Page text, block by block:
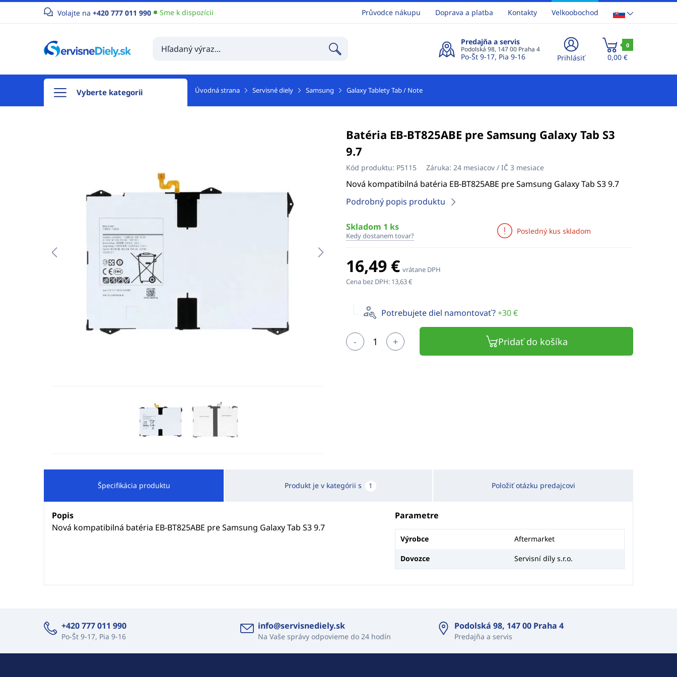
Volajte na +420 777 011 990 Sme k dispozícii Průvodce nákupu Doprava a platba Kontakty Velkoobochod
Predajňa a servis
Podolská 98, 147 00 Praha 4
Po-Št 9-17, Pia 9-16 Prihlásiť
0
0,00 €
Vyberte kategorii Úvodná strana Servisné diely Samsung Galaxy Tablety Tab / Note
Batéria EB-BT825ABE pre Samsung Galaxy Tab S3
9.7
Kód produktu: P5115 Záruka: 24 mesiacov / IČ 3 mesiace
Nová kompatibilná batéria EB-BT825ABE pre Samsung Galaxy Tab S3 9.7
Podrobný popis produktu
Skladom 1 ks
Kedy dostanem tovar?
Posledný kus skladom
16,49 € vrátane DPH
Cena bez DPH: 13,63 €
Potrebujete diel namontovať?+30 €
- + Pridať do košíka
Špecifikácia produktu Produkt je v kategórii s 1 Položiť otázku predajcovi
Popis
Nová kompatibilná batéria EB-BT825ABE pre Samsung Galaxy Tab S3 9.7
Parametre
Výrobce Aftermarket
Dovozce Servisní díly s.r.o.
+420 777 011 990
Po-Št 9-17, Pia 9-16
info@servisnediely.sk
Na Vaše správy odpovieme do 24 hodín
Podolská 98, 147 00 Praha 4
Predajňa a servis